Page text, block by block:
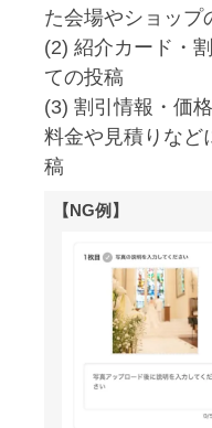
た会場やショップ
(2) 紹介カード・
ての投稿
(3) 割引情報・価
料金や見積りなど
稿
【NG例】